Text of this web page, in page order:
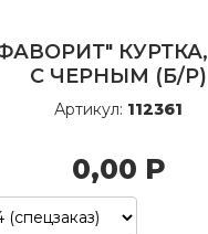
С ЧЕРНЫМ (Б/Р)
Артикул: 112361
0,00 Р